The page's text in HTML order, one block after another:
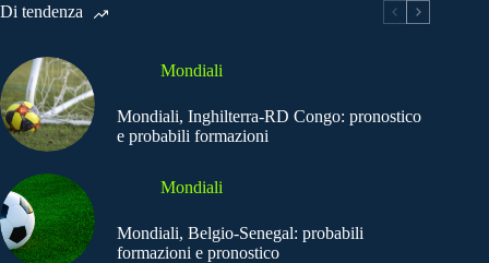
Di tendenza
Mondiali
Mondiali, Inghilterra-RD Congo: pronostico
e probabili formazioni
Mondiali
Mondiali, Belgio-Senegal: probabili
formazioni e pronostico